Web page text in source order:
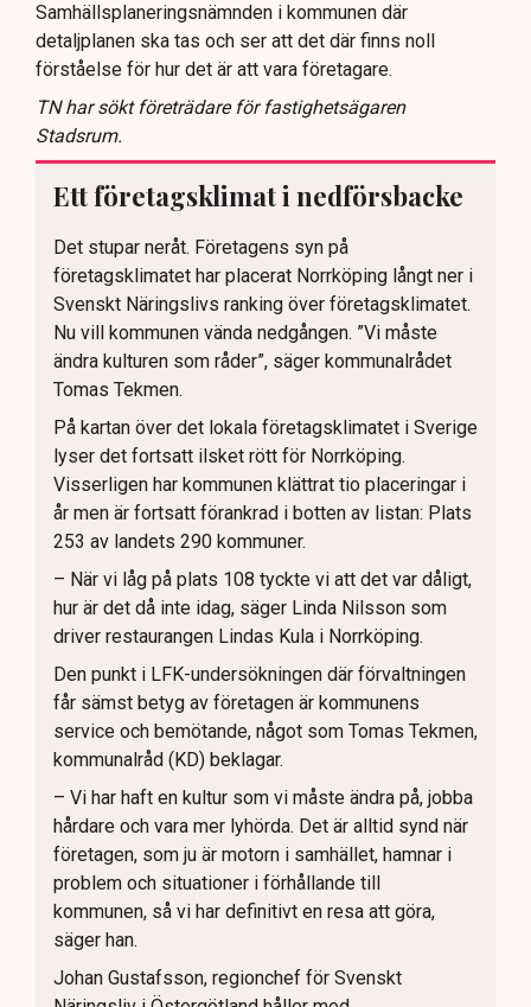
Samhällsplaneringsnämnden i kommunen där
detaljplanen ska tas och ser att det där finns noll
förståelse för hur det är att vara företagare.
TN har sökt företrädare för fastighetsägaren
Stadsrum.
Ett företagsklimat i nedförsbacke
Det stupar neråt. Företagens syn på
företagsklimatet har placerat Norrköping långt ner i
Svenskt Näringslivs ranking över företagsklimatet.
Nu vill kommunen vända nedgången. ”Vi måste
ändra kulturen som råder”, säger kommunalrådet
Tomas Tekmen.
På kartan över det lokala företagsklimatet i Sverige
lyser det fortsatt ilsket rött för Norrköping.
Visserligen har kommunen klättrat tio placeringar i
år men är fortsatt förankrad i botten av listan: Plats
253 av landets 290 kommuner.
– När vi låg på plats 108 tyckte vi att det var dåligt,
hur är det då inte idag, säger Linda Nilsson som
driver restaurangen Lindas Kula i Norrköping.
Den punkt i LFK-undersökningen där förvaltningen
får sämst betyg av företagen är kommunens
service och bemötande, något som Tomas Tekmen,
kommunalråd (KD) beklagar.
– Vi har haft en kultur som vi måste ändra på, jobba
hårdare och vara mer lyhörda. Det är alltid synd när
företagen, som ju är motorn i samhället, hamnar i
problem och situationer i förhållande till
kommunen, så vi har definitivt en resa att göra,
säger han.
Johan Gustafsson, regionchef för Svenskt